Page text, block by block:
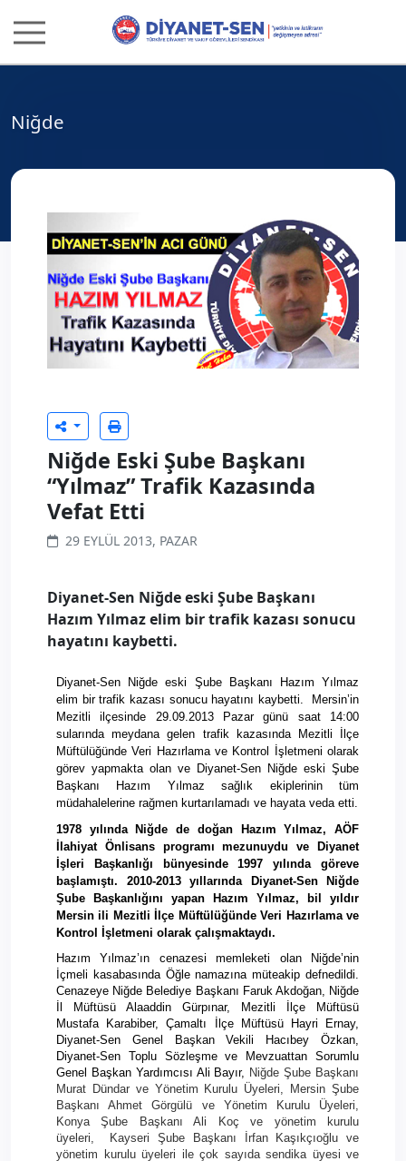
Niğde
Niğde Eski Şube Başkanı
“Yılmaz” Trafik Kazasında
Vefat Etti
29 EYLÜL 2013, PAZAR
Diyanet-Sen Niğde eski Şube Başkanı
Hazım Yılmaz elim bir trafik kazası sonucu
hayatını kaybetti.
Diyanet-Sen Niğde eski Şube Başkanı Hazım Yılmaz
elim bir trafik kazası sonucu hayatını kaybetti. Mersin’in
Mezitli ilçesinde 29.09.2013 Pazar günü saat 14:00
sularında meydana gelen trafik kazasında Mezitli İlçe
Müftülüğünde Veri Hazırlama ve Kontrol İşletmeni olarak
görev yapmakta olan ve Diyanet-Sen Niğde eski Şube
Başkanı Hazım Yılmaz sağlık ekiplerinin tüm
müdahalelerine rağmen kurtarılamadı ve hayata veda etti.
1978 yılında Niğde de doğan Hazım Yılmaz, AÖF
İlahiyat Önlisans programı mezunuydu ve Diyanet
İşleri Başkanlığı bünyesinde 1997 yılında göreve
başlamıştı. 2010-2013 yıllarında Diyanet-Sen Niğde
Şube Başkanlığını yapan Hazım Yılmaz, bil yıldır
Mersin ili Mezitli İlçe Müftülüğünde Veri Hazırlama ve
Kontrol İşletmeni olarak çalışmaktaydı.
Hazım Yılmaz’ın cenazesi memleketi olan Niğde’nin
İçmeli kasabasında Öğle namazına müteakip defnedildi.
Cenazeye Niğde Belediye Başkanı Faruk Akdoğan, Niğde
İl Müftüsü Alaaddin Gürpınar, Mezitli İlçe Müftüsü
Mustafa Karabiber, Çamaltı İlçe Müftüsü Hayri Ernay,
Diyanet-Sen Genel Başkan Vekili Hacıbey Özkan,
Diyanet-Sen Toplu Sözleşme ve Mevzuattan Sorumlu
Genel Başkan Yardımcısı Ali Bayır, Niğde Şube Başkanı
Murat Dündar ve Yönetim Kurulu Üyeleri, Mersin Şube
Başkanı Ahmet Görgülü ve Yönetim Kurulu Üyeleri,
Konya Şube Başkanı Ali Koç ve yönetim kurulu
üyeleri,
Kayseri Şube Başkanı İrfan Kaşıkçıoğlu ve
yönetim kurulu üyeleri ile çok sayıda sendika üyesi ve